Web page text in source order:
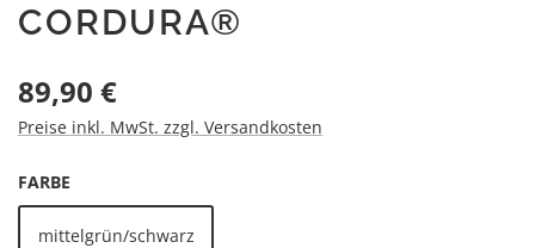
CORDURA®
Regulärer Preis:
89,90 €
Preise inkl. MwSt. zzgl. Versandkosten
FARBE
mittelgrün/schwarz